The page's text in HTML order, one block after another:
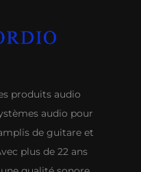
produits audio
audio pour
de guitare et
plus de 22 ans